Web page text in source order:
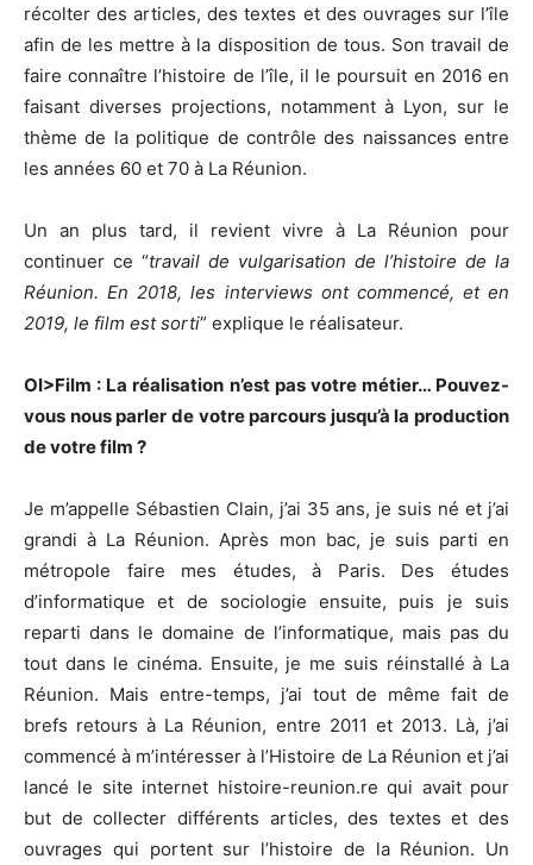
récolter des articles, des textes et des ouvrages sur l’île
afin de les mettre à la disposition de tous. Son travail de
faire connaître l’histoire de l’île, il le poursuit en 2016 en
faisant diverses projections, notamment à Lyon, sur le
thème de la politique de contrôle des naissances entre
les années 60 et 70 à La Réunion.
Un an plus tard, il revient vivre à La Réunion pour
continuer ce “travail de vulgarisation de l’histoire de la
Réunion. En 2018, les interviews ont commencé, et en
2019, le film est sorti” explique le réalisateur.
OI>Film : La réalisation n’est pas votre métier… Pouvez-
vous nous parler de votre parcours jusqu’à la production
de votre film ?
Je m’appelle Sébastien Clain, j’ai 35 ans, je suis né et j’ai
grandi à La Réunion. Après mon bac, je suis parti en
métropole faire mes études, à Paris. Des études
d’informatique et de sociologie ensuite, puis je suis
reparti dans le domaine de l’informatique, mais pas du
tout dans le cinéma. Ensuite, je me suis réinstallé à La
Réunion. Mais entre-temps, j’ai tout de même fait de
brefs retours à La Réunion, entre 2011 et 2013. Là, j’ai
commencé à m’intéresser à l’Histoire de La Réunion et j’ai
lancé le site internet histoire-reunion.re qui avait pour
but de collecter différents articles, des textes et des
ouvrages qui portent sur l’histoire de la Réunion. Un